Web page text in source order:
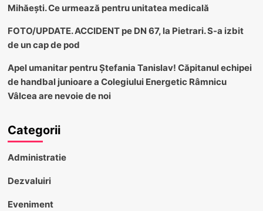
Mihăești. Ce urmează pentru unitatea medicală
FOTO/UPDATE. ACCIDENT pe DN 67, la Pietrari. S-a izbit
de un cap de pod
Apel umanitar pentru Ștefania Tanislav! Căpitanul echipei
de handbal junioare a Colegiului Energetic Râmnicu
Vâlcea are nevoie de noi
Categorii
Administratie
Dezvaluiri
Eveniment